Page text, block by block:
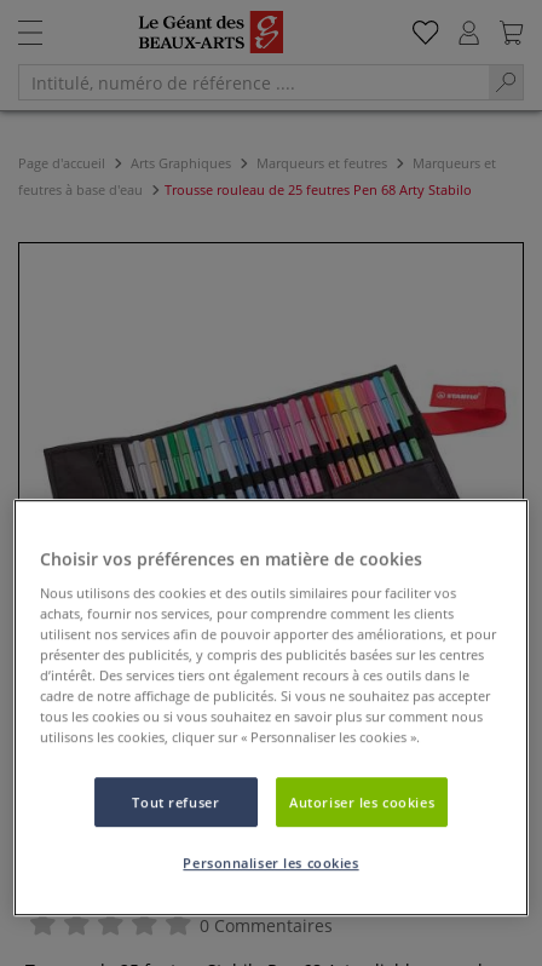
Page d'accueil Arts Graphiques Marqueurs et feutres
Marqueurs et
feutres à base d'eau
Trousse rouleau de 25 feutres Pen 68 Arty Stabilo
68 Arty Stabilo
0 Commentaires
Choisir vos préférences en matière de cookies
Nous utilisons des cookies et des outils similaires pour faciliter vos
achats, fournir nos services, pour comprendre comment les clients
utilisent nos services afin de pouvoir apporter des améliorations, et pour
présenter des publicités, y compris des publicités basées sur les centres
d’intérêt. Des services tiers ont également recours à ces outils dans le
cadre de notre affichage de publicités. Si vous ne souhaitez pas accepter
tous les cookies ou si vous souhaitez en savoir plus sur comment nous
utilisons les cookies, cliquer sur « Personnaliser les cookies ».
Tout refuser Autoriser les cookies
Personnaliser les cookies